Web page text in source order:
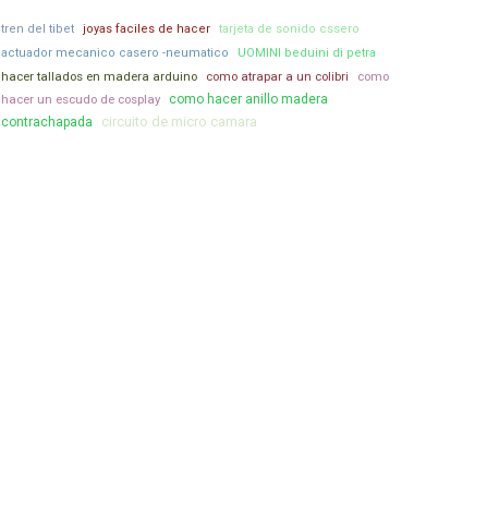
tren del tibet joyas faciles de hacer
tarjeta de sonido cssero
actuador mecanico casero -neumatico
UOMINI beduini di petra
hacer tallados en madera arduino como atrapar a un colibri
como
hacer un escudo de cosplay
como hacer anillo madera
contrachapada
circuito de micro camara